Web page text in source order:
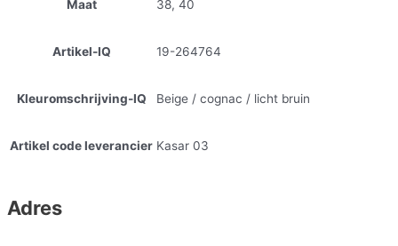
Maat 38, 40
Artikel-IQ 19-264764
Kleuromschrijving-IQ Beige / cognac / licht bruin
Artikel code leverancier Kasar 03
Adres